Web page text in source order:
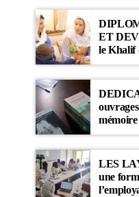
ET
le Khalif
Pays-Bas
mémoire
LES
une